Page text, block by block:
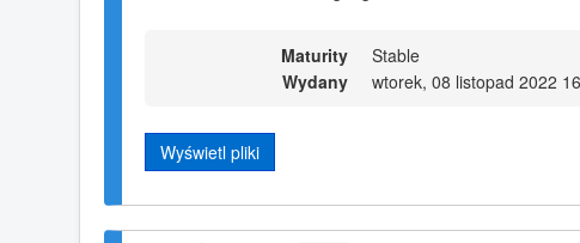
Maturity
Stable
Wydany
wtorek, 08 listopad 2022
Wyświetl pliki